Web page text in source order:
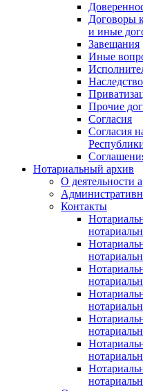
Договоры
и иные
Завещания
Иные
Наследство
Прочие
Согласия
Согласия
Нотариальный архив
О деятельности
Контакты